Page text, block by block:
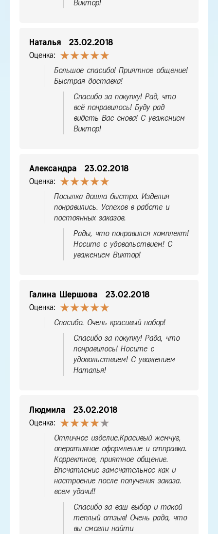
Виктор!
Наталья 23.02.2018
Оценка:
Большое спасибо! Приятное общение!
Быстрая доставка!
Спасибо за покупку! Рад, что
всё понравилось! Буду рад
видеть Вас снова! С уважением
Виктор!
Александра 23.02.2018
Оценка:
Посылка дошла быстро. Изделия
понравились. Успехов в работе и
постоянных заказов.
Рады, что понравился комплект!
Носите с удовольствием! С
уважением Виктор!
Галина Шершова 23.02.2018
Оценка:
Спасибо. Очень красивый набор!
Спасибо за покупку! Рада, что
понравилось! Носите с
удовольствием! С уважением
Наталья!
Людмила 23.02.2018
Оценка:
Отличное изделие.Красивый жемчуг,
оперативное оформление и отправка.
Корректное, приятное общение.
Впечатление замечательное как и
настроение после получения заказа.
всем удачи!!
Спасибо за ваш выбор и такой
теплый отзыв! Очень рада, что
вы смогли найти